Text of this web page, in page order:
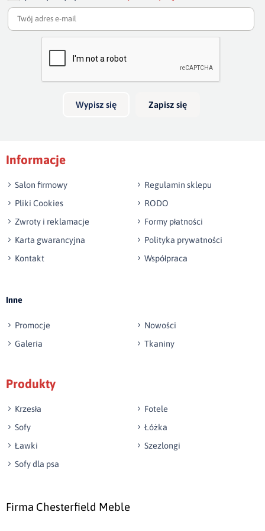
95 cm
cm
szer.podłokietników 40
Twoja ocena
Bardzo dobry
Twoja opinia o produkcie
Wyślij opinię
Wypisz się Zapisz się
Informacje
Salon firmowy
Regulamin sklepu
Pliki Cookies
RODO
Zwroty i reklamacje
Formy płatności
Karta gwarancyjna
Polityka prywatności
Kontakt
Współpraca
Inne
Promocje
Nowości
Galeria
Tkaniny
Produkty
Krzesła
Fotele
Sofy
Łóżka
Ławki
Szezlongi
Sofy dla psa
Firma Chesterfield Meble